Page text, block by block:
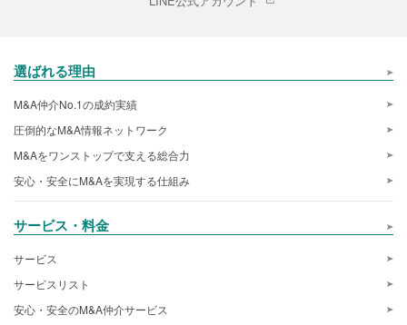
選ばれる理由
M&A仲介No.1の成約実績
圧倒的なM&A情報ネットワーク
M&Aをワンストップで支える総合力
安心・安全にM&Aを実現する仕組み
サービス・料金
サービス
サービスリスト
安心・安全のM&A仲介サービス